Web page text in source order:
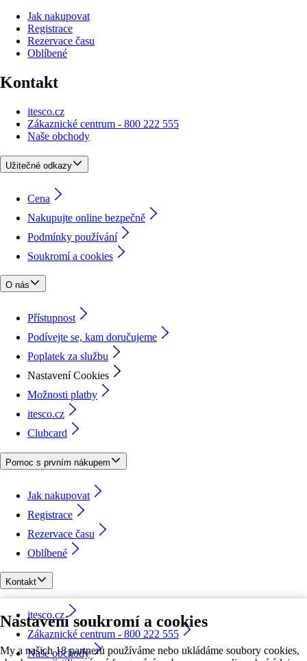
Nastavení soukromí a cookies
My a našich 18 partnerů používáme nebo ukládáme soubory cookies,
Jak nakupovat
Registrace
Rezervace času
Oblíbené
Kontakt
itesco.cz
Zákaznické centrum - 800 222 555
Naše obchody
Užitečné odkazy
Cena
Nakupujte online bezpečně
Podmínky používání
Soukromí a cookies
O nás
Přístupnost
Podívejte se, kam doručujeme
Poplatek za službu
Nastavení Cookies
Možnosti platby
itesco.cz
Clubcard
Pomoc s prvním nákupem
Jak nakupovat
Registrace
Rezervace času
Oblíbené
Kontakt
itesco.cz
Zákaznické centrum - 800 222 555
Naše obchody